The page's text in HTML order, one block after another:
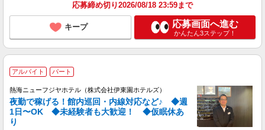
応募締め切り2026/08/18 23:59まで
キープ 応募画面へ進む
かんたん3ステップ！
アルバイト パート
熱海ニューフジヤホテル（株式会社伊東園ホテルズ）
夜勤で稼げる！館内巡回・内線対応など♪ ◆週
1日〜OK ◆未経験者も大歓迎！ ◆仮眠休あ
り